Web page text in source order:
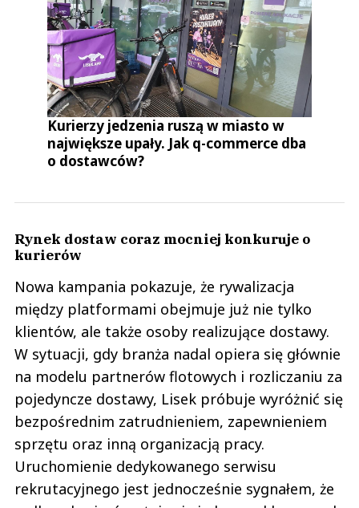
Kurierzy jedzenia ruszą w miasto w
największe upały. Jak q-commerce dba
o dostawców?
Rynek dostaw coraz mocniej konkuruje o
kurierów
Nowa kampania pokazuje, że rywalizacja
między platformami obejmuje już nie tylko
klientów, ale także osoby realizujące dostawy.
W sytuacji, gdy branża nadal opiera się głównie
na modelu partnerów flotowych i rozliczaniu za
pojedyncze dostawy, Lisek próbuje wyróżnić się
bezpośrednim zatrudnieniem, zapewnieniem
sprzętu oraz inną organizacją pracy.
Uruchomienie dedykowanego serwisu
rekrutacyjnego jest jednocześnie sygnałem, że